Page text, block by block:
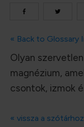
« Back to Glossary
Olyan
magnézium,
csontok, izmok
« vissza a szótárhoz